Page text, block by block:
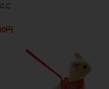
ご
円